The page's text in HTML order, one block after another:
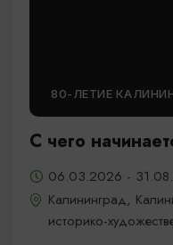
80-ЛЕТИЕ
С чего
06.03.2026 -
Калининград,
историко-